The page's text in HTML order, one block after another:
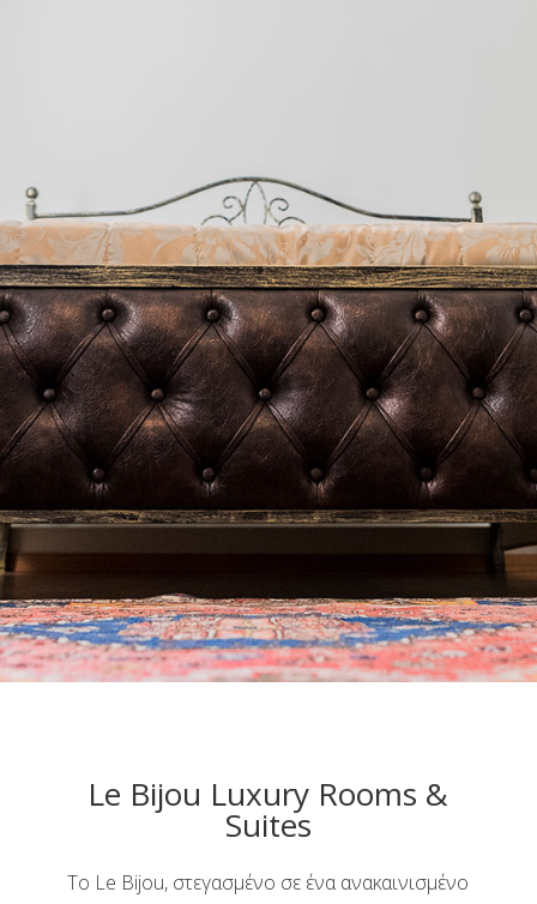
Le Bijou Luxury Rooms &
Suites
Το Le Bijou, στεγασμένο σε ένα ανακαινισμένο